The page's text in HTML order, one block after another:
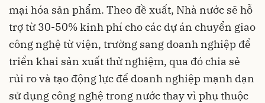
mại hóa sản phẩm. Theo đề xuất, Nhà nước sẽ hỗ
trợ từ 30-50% kinh phí cho các dự án chuyển giao
công nghệ từ viện, trường sang doanh nghiệp để
triển khai sản xuất thử nghiệm, qua đó chia sẻ
rủi ro và tạo động lực để doanh nghiệp mạnh dạn
sử dụng công nghệ trong nước thay vì phụ thuộc